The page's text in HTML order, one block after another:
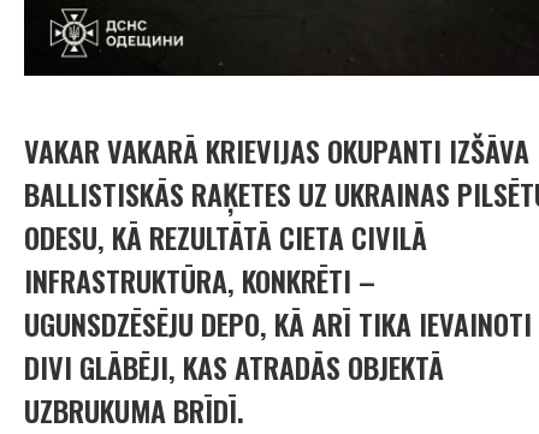
VAKAR VAKARĀ KRIEVIJAS OKUPANTI IZŠĀVA
BALLISTISKĀS RAĶETES UZ UKRAINAS
ODESU, KĀ REZULTĀTĀ CIETA CIVILĀ
INFRASTRUKTŪRA, KONKRĒTI –
UGUNSDZĒSĒJU DEPO, KĀ ARĪ TIKA IEVAINOTI
DIVI GLĀBĒJI, KAS ATRADĀS OBJEKTĀ
UZBRUKUMA BRĪDĪ.